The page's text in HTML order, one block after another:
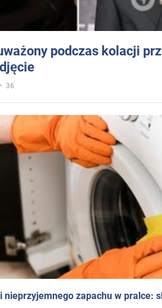
podczas kolacji
36
nieprzyjemnego zapachu w pralce: